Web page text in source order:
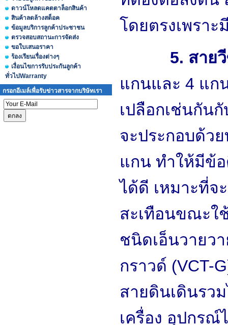
ดาวน์โหลดแคตตาล็อกสินค้า
สินค้าลดล้างสต็อค
ข้อมูลบริการลูกค้าประชาชน
ตรวจสอบสถานะการจัดส่ง
ขอใบเสนอราคา
ร้องเรียนเรื่องต่างๆ
เงื่อนไขการรับประกันลูกค้า
ทั่วไปWarranty
กรอกอีเมล์เพื่อรับข่าวสารจากบริษัทเรา
โดยตรงเพรา
5. สายวีซี
แกนและ 4 แก
เปลือกเช่นกัน
จะประกอบด้ว
แกน ทำให้มีข้
ได้ดี เหมาะที่จ
สะเทือนขณะใ
ชนิดเอ็นวายว
กราวด์ (VCT-
สายดินเดินรว
เครื่อง อุปกร